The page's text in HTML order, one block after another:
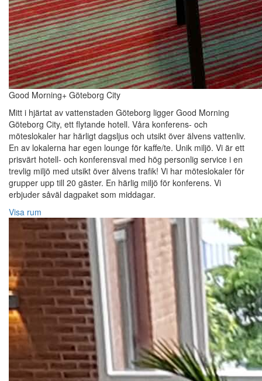
Good Morning+ Göteborg City
Mitt i hjärtat av vattenstaden Göteborg ligger Good Morning
Göteborg City, ett flytande hotell. Våra konferens- och
möteslokaler har härligt dagsljus och utsikt över älvens vattenliv.
En av lokalerna har egen lounge för kaffe/te. Unik miljö. Vi är ett
prisvärt hotell- och konferensval med hög personlig service i en
trevlig miljö med utsikt över älvens trafik! Vi har möteslokaler för
grupper upp till 20 gäster. En härlig miljö för konferens. Vi
erbjuder såväl dagpaket som middagar.
Visa rum